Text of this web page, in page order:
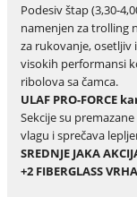
Podesiv štap (3,30-
namenjen za trolling
za rukovanje, osetljiv
visokih performansi
ribolova sa čamca.
ULAF PRO-FORCE
Sekcije su
vlagu i sprečava
SREDNJE JAKA
+2 FIBERGLASS VRHA